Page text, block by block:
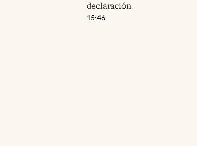
declaración
15:46